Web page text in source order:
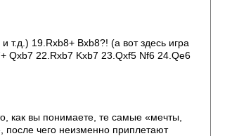
19.Rxb8+ Bxb8?! (а вот здесь игра
Qxb7 22.Rxb7 Kxb7 23.Qxf5 Nf6 24.Qe6
как вы понимаете, те самые «мечты,
чего неизменно приплетают